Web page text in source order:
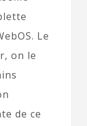
Le
on le
de ce